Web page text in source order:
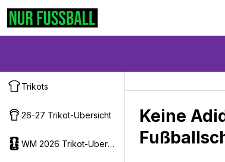
Trikots
26-27 Trikot-Ubersicht
WM 2026 Trikot-Ubersicht
Keine